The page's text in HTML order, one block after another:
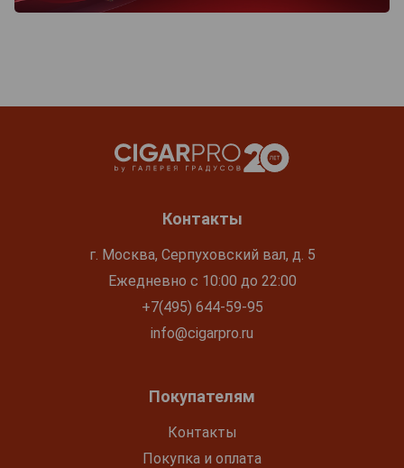
Контакты
г. Москва, Серпуховский вал, д. 5
Ежедневно с 10:00 до 22:00
+7(495) 644-59-95
info@cigarpro.ru
Покупателям
Контакты
Покупка и оплата